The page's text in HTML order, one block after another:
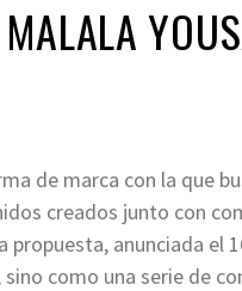
de marca con la que
creados junto con
anunciada el
como una serie de